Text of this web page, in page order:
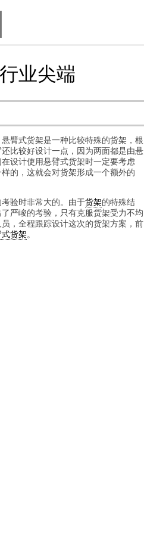
业尖端
悬臂式货架是一种比较特殊的货架，根
比较好设计一点，因为两面都是由悬
设计使用悬臂式货架时一定要考虑
的，这就会对货架形成一个额外的
验时非常大的。由于货架的特殊结
严峻的考验，只有克服货架受力不均
，全程跟踪设计这次的货架方案，前
货架。